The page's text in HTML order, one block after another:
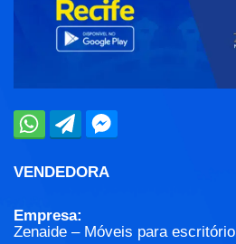
VENDEDORA
Empresa:
Zenaide – Móveis para escritório